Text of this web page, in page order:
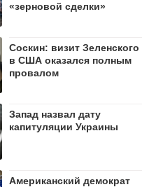
«зерновой сделки»
Соскин: визит Зеленского
в США оказался полным
провалом
Запад назвал дату
капитуляции Украины
Американский демократ